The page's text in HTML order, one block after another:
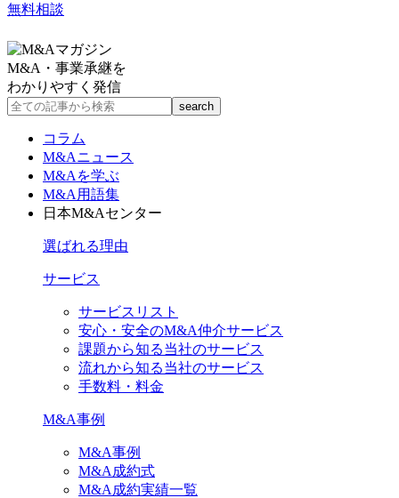
無料相談
M&A・事業承継を
わかりやすく発信
コラム
M&Aニュース
M&Aを学ぶ
M&A用語集
日本M&Aセンター
選ばれる理由
サービス
サービスリスト
安心・安全のM&A仲介サービス
課題から知る当社のサービス
流れから知る当社のサービス
手数料・料金
M&A事例
M&A事例
M&A成約式
M&A成約実績一覧